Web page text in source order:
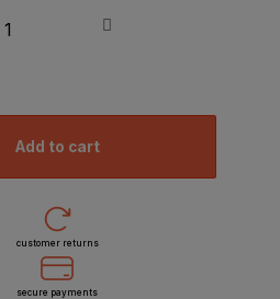
add to cart
customer returns
secure payments